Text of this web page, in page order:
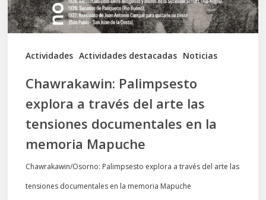
Actividades Actividades destacadas Noticias
las
tensiones
documentales
memoria
Mapuche
Chawrakawin: Palimpsesto
explora a través del arte las
tensiones documentales en la
memoria Mapuche
Chawrakawin/Osorno: Palimpsesto explora a través del arte las
tensiones documentales en la memoria Mapuche